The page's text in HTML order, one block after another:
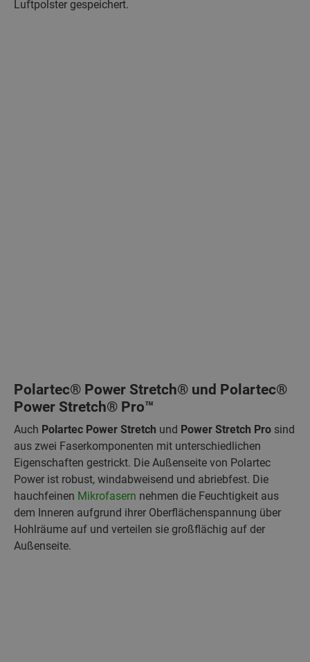
Luftpolster gespeichert.
Polartec® Power Stretch® und Polartec®
Power Stretch® Pro™
Auch Polartec Power Stretch und Power Stretch Pro sind
aus zwei Faserkomponenten mit unterschiedlichen
Eigenschaften gestrickt. Die Außenseite von Polartec
Power ist robust, windabweisend und abriebfest. Die
hauchfeinen Mikrofasern nehmen die Feuchtigkeit aus
dem Inneren aufgrund ihrer Oberflächenspannung über
Hohlräume auf und verteilen sie großflächig auf der
Außenseite.